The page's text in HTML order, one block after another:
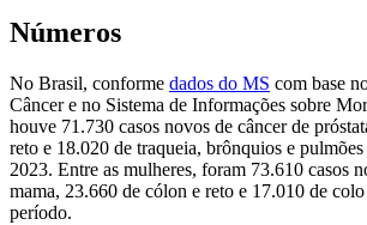
Números
No Brasil, conforme dados do MS com base
Câncer e no Sistema de Informações sobre
houve 71.730 casos novos de câncer de
reto e 18.020 de traqueia, brônquios e
2023. Entre as mulheres, foram 73.610 casos
mama, 23.660 de cólon e reto e 17.010 de
período.